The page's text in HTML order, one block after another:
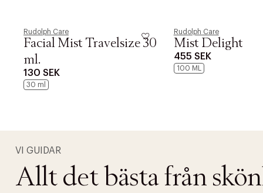
Rudolph Care
Facial Mist Travelsize 30
ml.
130 SEK
30 ml
Rudolph Care
Mist Delight
455 SEK
100 ML
VI GUIDAR
Allt det bästa frånLÄGG TILL
Øv vi kan
PRODUKTEN